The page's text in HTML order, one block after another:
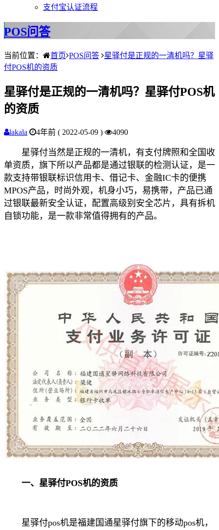
支付宝认证流程
POS问答
当前位置： 首页 POS问答
星驿付是正规的一清机吗？星驿
付POS机的资质
星驿付是正规的一清机吗？星驿付POS机
的资质
lakala 4年前 ( 2022-05-09 ) 4090
星驿付当然是正规的一清机，有支付牌照和全国收
单资质，旗下所以产品都是通过银联的检测认证，是一
款支持带银联标识信用卡、借记卡、金融IC卡的便携
MPOS产品，时尚外观，机身小巧，易携带，产品已通
过银联最新安全认证，配置高级别安全芯片，具有拆机
自锁功能，是一款非常值得拥有的产品。
一、星驿付POS机的资质
星驿付pos机是福建国通星驿付旗下的移动pos机，